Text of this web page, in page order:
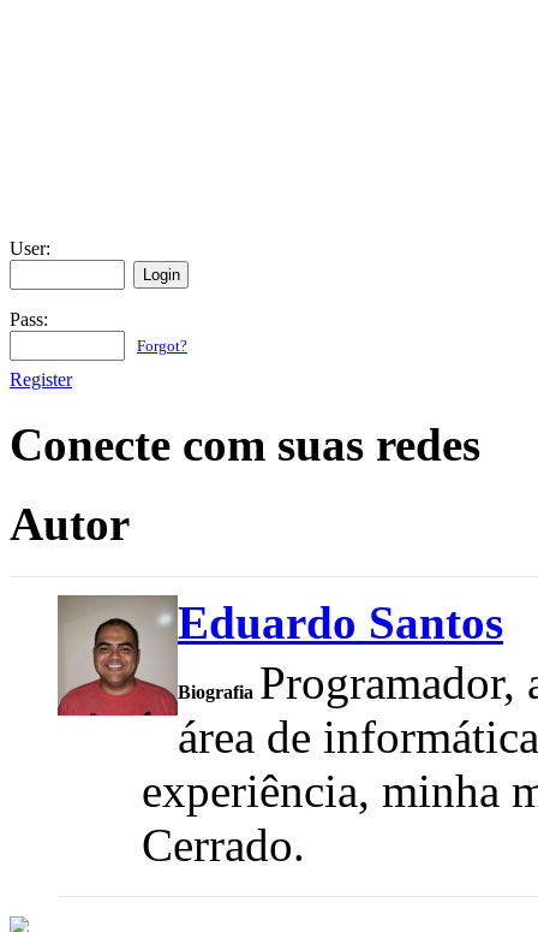
User:
Pass:
Forgot?
Register
Conecte com suas redes
Autor
Eduardo Santos
Biografia Programador,
área de
experiência, minha
Cerrado.